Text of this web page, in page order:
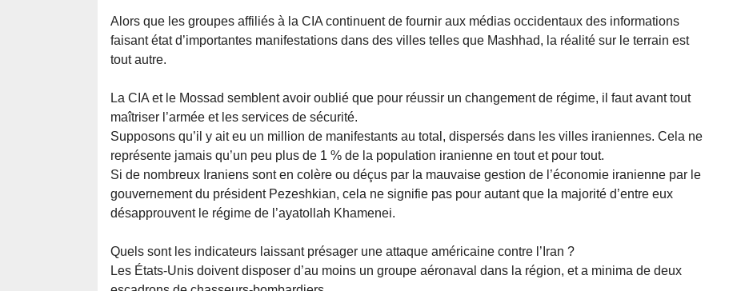
Alors que les groupes affiliés à la CIA continuent de fournir aux médias occidentaux des informations
faisant état d’importantes manifestations dans des villes telles que Mashhad, la réalité sur le terrain est
tout autre.
La CIA et le Mossad semblent avoir oublié que pour réussir un changement de régime, il faut avant tout
maîtriser l’armée et les services de sécurité.
Supposons qu’il y ait eu un million de manifestants au total, dispersés dans les villes iraniennes. Cela ne
représente jamais qu’un peu plus de 1 % de la population iranienne en tout et pour tout.
Si de nombreux Iraniens sont en colère ou déçus par la mauvaise gestion de l’économie iranienne par le
gouvernement du président Pezeshkian, cela ne signifie pas pour autant que la majorité d’entre eux
désapprouvent le régime de l’ayatollah Khamenei.
Quels sont les indicateurs laissant présager une attaque américaine contre l’Iran ?
Les États-Unis doivent disposer d’au moins un groupe aéronaval dans la région, et a minima de deux